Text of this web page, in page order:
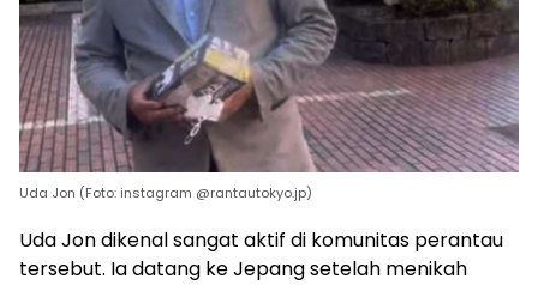
Uda Jon (Foto: instagram @rantautokyo.jp)
Uda Jon dikenal sangat aktif di komunitas perantau
tersebut. Ia datang ke Jepang setelah menikah